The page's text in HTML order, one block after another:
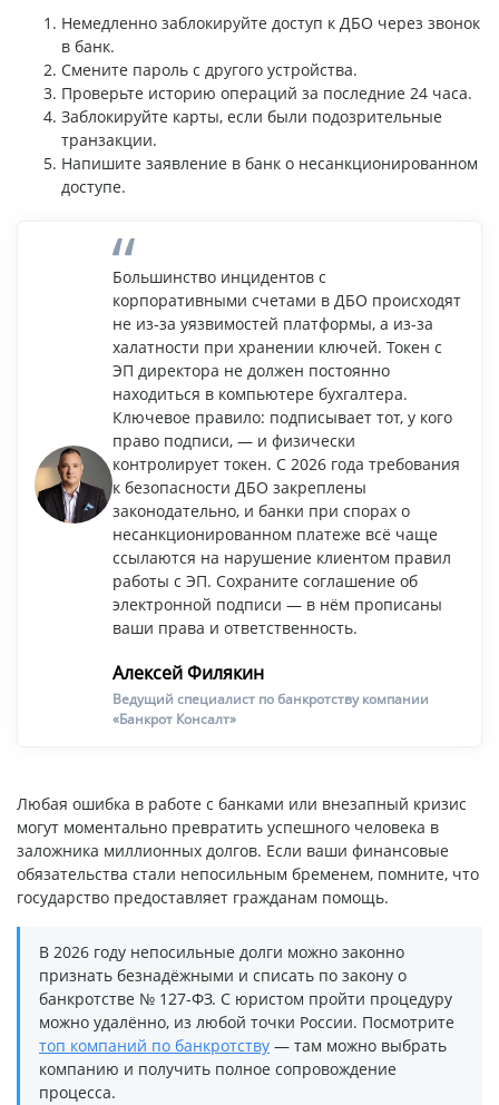
Немедленно заблокируйте доступ к ДБО через звонок
в банк.
Смените пароль с другого устройства.
Проверьте историю операций за последние 24 часа.
Заблокируйте карты, если были подозрительные
транзакции.
Напишите заявление в банк о несанкционированном
доступе.
Большинство инцидентов с
корпоративными счетами в ДБО происходят
не из-за уязвимостей платформы, а из-за
халатности при хранении ключей. Токен с
ЭП директора не должен постоянно
находиться в компьютере бухгалтера.
Ключевое правило: подписывает тот, у кого
право подписи, — и физически
контролирует токен. С 2026 года требования
к безопасности ДБО закреплены
законодательно, и банки при спорах о
несанкционированном платеже всё чаще
ссылаются на нарушение клиентом правил
работы с ЭП. Сохраните соглашение об
электронной подписи — в нём прописаны
ваши права и ответственность.
Алексей Филякин
Ведущий специалист по банкротству компании
«Банкрот Консалт»
Любая ошибка в работе с банками или внезапный кризис
могут моментально превратить успешного человека в
заложника миллионных долгов. Если ваши финансовые
обязательства стали непосильным бременем, помните, что
государство предоставляет гражданам помощь.
В 2026 году непосильные долги можно законно
признать безнадёжными и списать по закону о
банкротстве № 127-ФЗ. С юристом пройти процедуру
можно удалённо, из любой точки России. Посмотрите
топ компаний по банкротству — там можно выбрать
компанию и получить полное сопровождение
процесса.